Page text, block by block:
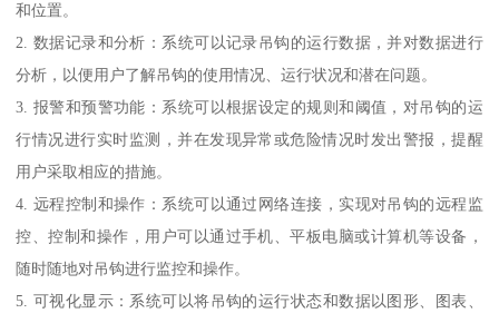
和位置。
2. 数据记录和分析：系统可以记录吊钩的运行数据，并对数据进行
分析，以便用户了解吊钩的使用情况、运行状况和潜在问题。
3. 报警和预警功能：系统可以根据设定的规则和阈值，对吊钩的运
行情况进行实时监测，并在发现异常或危险情况时发出警报，提醒
用户采取相应的措施。
4. 远程控制和操作：系统可以通过网络连接，实现对吊钩的远程监
控、控制和操作，用户可以通过手机、平板电脑或计算机等设备，
随时随地对吊钩进行监控和操作。
5. 可视化显示：系统可以将吊钩的运行状态和数据以图形、图表、